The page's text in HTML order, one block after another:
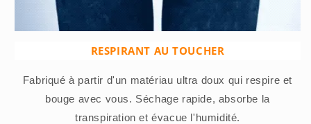
RESPIRANT AU TOUCHER
Fabriqué à partir d'un matériau ultra doux qui respire et
bouge avec vous. Séchage rapide, absorbe la
transpiration et évacue l'humidité.